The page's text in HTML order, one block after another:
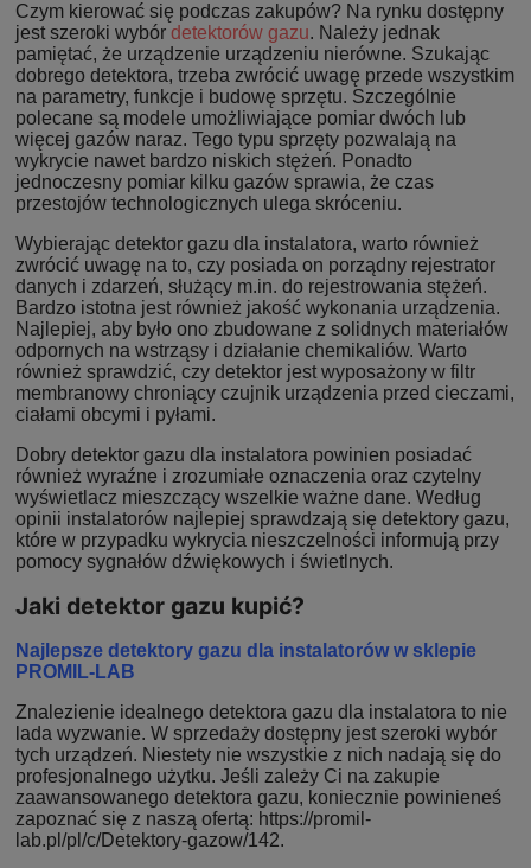
Czym kierować się podczas zakupów? Na rynku dostępny
jest szeroki wybór detektorów gazu. Należy jednak
pamiętać, że urządzenie urządzeniu nierówne. Szukając
dobrego detektora, trzeba zwrócić uwagę przede wszystkim
na parametry, funkcje i budowę sprzętu. Szczególnie
polecane są modele umożliwiające pomiar dwóch lub
więcej gazów naraz. Tego typu sprzęty pozwalają na
wykrycie nawet bardzo niskich stężeń. Ponadto
jednoczesny pomiar kilku gazów sprawia, że czas
przestojów technologicznych ulega skróceniu.
Wybierając detektor gazu dla instalatora, warto również
zwrócić uwagę na to, czy posiada on porządny rejestrator
danych i zdarzeń, służący m.in. do rejestrowania stężeń.
Bardzo istotna jest również jakość wykonania urządzenia.
Najlepiej, aby było ono zbudowane z solidnych materiałów
odpornych na wstrząsy i działanie chemikaliów. Warto
również sprawdzić, czy detektor jest wyposażony w filtr
membranowy chroniący czujnik urządzenia przed cieczami,
ciałami obcymi i pyłami.
Dobry detektor gazu dla instalatora powinien posiadać
również wyraźne i zrozumiałe oznaczenia oraz czytelny
wyświetlacz mieszczący wszelkie ważne dane. Według
opinii instalatorów najlepiej sprawdzają się detektory gazu,
które w przypadku wykrycia nieszczelności informują przy
pomocy sygnałów dźwiękowych i świetlnych.
Jaki detektor gazu kupić?
Najlepsze detektory gazu dla instalatorów w sklepie
PROMIL-LAB
Znalezienie idealnego detektora gazu dla instalatora to nie
lada wyzwanie. W sprzedaży dostępny jest szeroki wybór
tych urządzeń. Niestety nie wszystkie z nich nadają się do
profesjonalnego użytku. Jeśli zależy Ci na zakupie
zaawansowanego detektora gazu, koniecznie powinieneś
zapoznać się z naszą ofertą: https://promil-
lab.pl/pl/c/Detektory-gazow/142.